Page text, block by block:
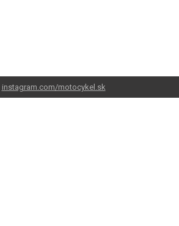
instagram.com/motocykel.sk